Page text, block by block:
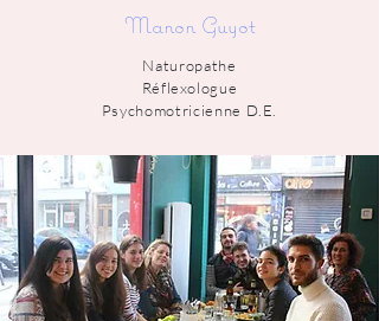
Manon Guyot
Naturopathe
Réflexologue
Psychomotricienne D.E.